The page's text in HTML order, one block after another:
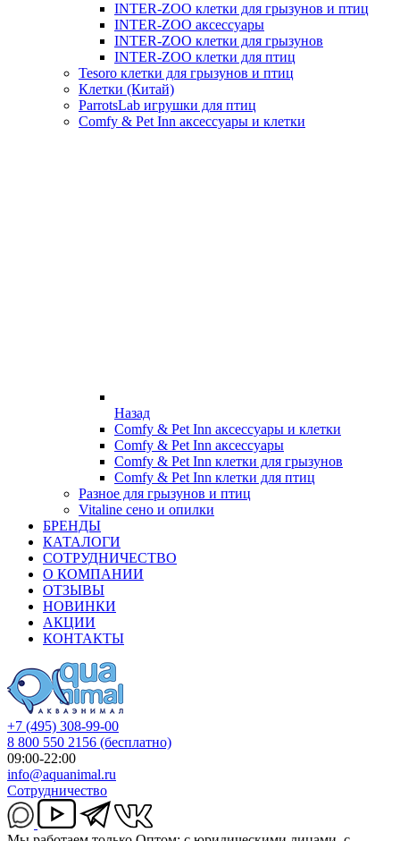
INTER-ZOO клетки для грызунов и птиц
INTER-ZOO аксессуары
INTER-ZOO клетки для грызунов
INTER-ZOO клетки для птиц
Tesoro клетки для грызунов и птиц
Клетки (Китай)
ParrotsLab игрушки для птиц
Comfy & Pet Inn аксессуары и клетки
Назад
Comfy & Pet Inn аксессуары и клетки
Comfy & Pet Inn аксессуары
Comfy & Pet Inn клетки для грызунов
Comfy & Pet Inn клетки для птиц
Разное для грызунов и птиц
Vitaline сено и опилки
БРЕНДЫ
КАТАЛОГИ
СОТРУДНИЧЕСТВО
О КОМПАНИИ
ОТЗЫВЫ
НОВИНКИ
АКЦИИ
КОНТАКТЫ
+7 (495) 308-99-00
8 800 550 2156 (бесплатно)
09:00-22:00
info@aquanimal.ru
Сотрудничество